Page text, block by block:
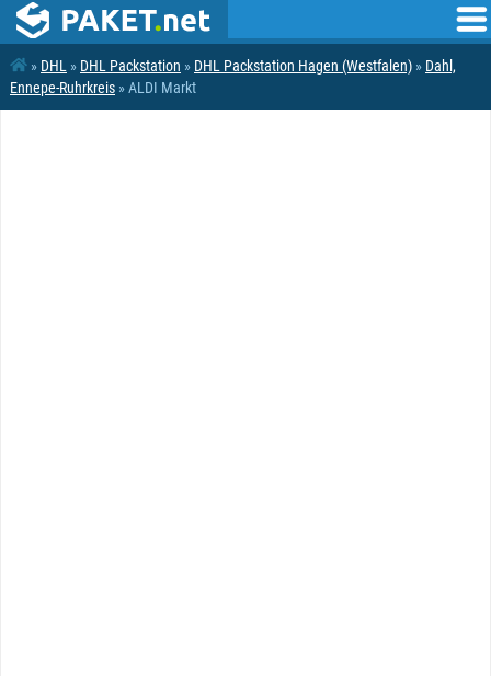
» DHL » DHL Packstation » DHL Packstation Hagen (Westfalen) » Dahl,
Ennepe-Ruhrkreis » ALDI Markt